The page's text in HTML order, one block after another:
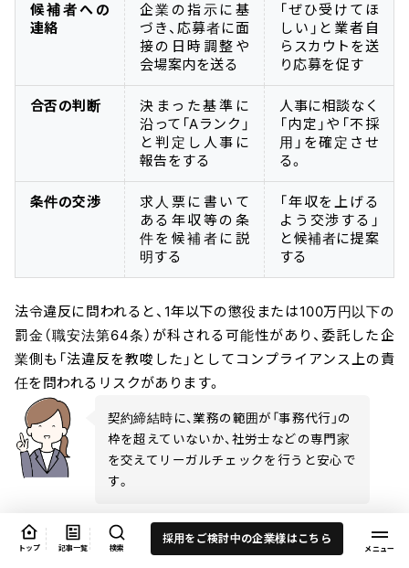
トップ 記事一覧 検索
採用をご検討中の企業様はこちら
候補者への
連絡
企業の指示に基
づき、応募者に面
接の日時調整や
会場案内を送る
「ぜひ受けてほ
しい」と業者自
らスカウトを送
り応募を促す
合否の判断
決まった基準に
沿って「Aランク」
と判定し人事に
報告をする
人事に相談なく
「内定」や「不採
用」を確定させ
る。
条件の交渉
求人票に書いて
ある年収等の条
件を候補者に説
明する
「年収を上げる
よう交渉する」
と候補者に提案
する
法令違反に問われると、1年以下の懲役または100万円以下の
罰金（職安法第64条）が科される可能性があり、委託した企
業側も「法違反を教唆した」としてコンプライアンス上の責
任を問われるリスクがあります。
契約締結時に、業務の範囲が「事務代行」の
枠を超えていないか、社労士などの専門家
を交えてリーガルチェックを行うと安心で
す。
採用の最終決定権は必ず「自社」が持つこと